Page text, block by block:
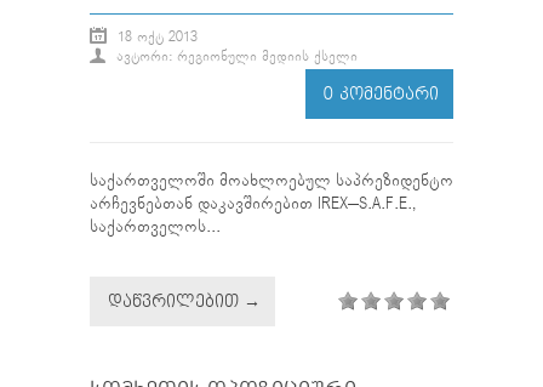
18 ᲝᲥᲢ 2013
ᲐᲕᲢᲝᲠᲘ: ᲠᲔᲒᲘᲝᲜᲣᲚᲘ ᲛᲔᲓᲘᲘᲡ ᲥᲡᲔᲚᲘ
0 ᲙᲝᲛᲔᲜᲢᲐᲠᲘ
საქართველოში მოახლოებულ საპრეზიდენტო
არჩევნებთან დაკავშირებით IREX–S.A.F.E.,
საქართველოს...
ᲓᲐᲬᲕᲠᲘᲚᲔᲑᲘᲗ →